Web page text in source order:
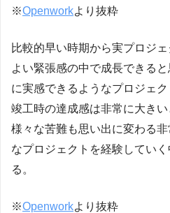
※Openworkより抜粋
比較的早い時期から実プロジ
よい緊張感の中で成長できる
に実感できるようなプロジェ
竣工時の達成感は非常に大き
様々な苦難も思い出に変わる
なプロジェクトを経験してい
る。
※Openworkより抜粋